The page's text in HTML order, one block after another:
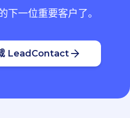
下一位重要客户了。
LeadContact